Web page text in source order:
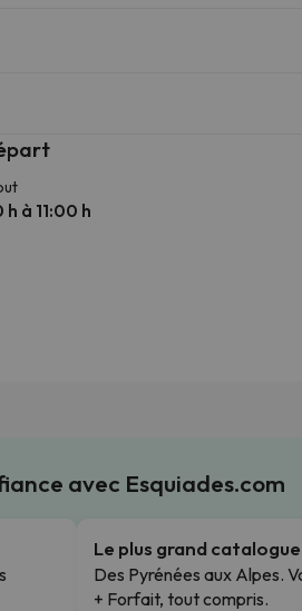
à 11:00 h
avec Esquiades.com
Le plus grand catalogue
Des Pyrénées aux Alpes.
+ Forfait, tout compris.